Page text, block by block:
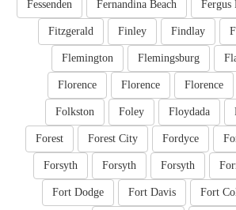
Fergus
Fernandina Beach
Fessenden
Findlay
Finley
Fitzgerald
Flemingsburg
Flemington
Florence
Florence
Florence
Floydada
Foley
Folkston
Fordyce
Forest City
Forest
Forsyth
Forsyth
Forsyth
Fort
Fort Davis
Fort Dodge